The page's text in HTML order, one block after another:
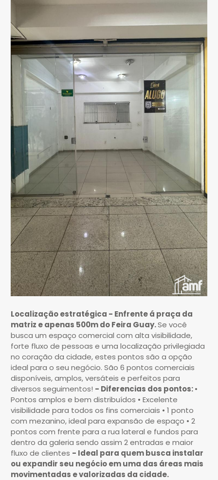
Localização estratégica - Enfrente á praça da
matriz e apenas 500m do Feira Guay.Se você
busca um espaço comercial com alta visibilidade,
forte fluxo de pessoas e uma localização privilegiada
no coração da cidade, estes pontos são a opção
ideal para o seu negócio. São 6 pontos comerciais
disponíveis, amplos, versáteis e perfeitos para
diversos seguimentos! - Diferencias dos pontos:•
Pontos amplos e bem distribuídos •Excelente
visibilidade para todos os fins comerciais •1 ponto
com mezanino, ideal para expansão de espaço • 2
pontos com frente para a rua lateral e fundos para
dentro da galeria sendo assim 2 entradas e maior
fluxo de clientes - Ideal para quem busca instalar
ou expandir seu negócio em uma das áreas mais
movimentadas e valorizadas da cidade.